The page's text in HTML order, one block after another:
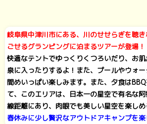
岐阜県中津川市にある、川のせせらぎを聴
ごせるグランピングに泊まるツアーが登場！
快適なテントでゆっくりくつろいだり、お
泉に入ったりするよ！また、プールやウォ
間めいっぱい楽しみます。また、夕食は
て、このエリアは、日本一の星空で有名な
線距離にあり、肉眼でも美しい星空を楽し
春休みに少し贅沢なアウトドアキャンプを